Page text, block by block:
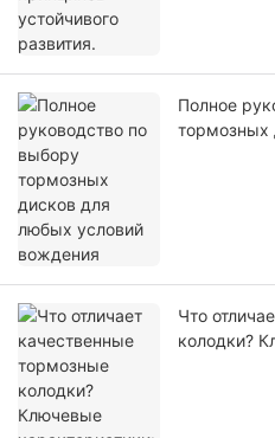
Полное
тормозных
Что
колодки?